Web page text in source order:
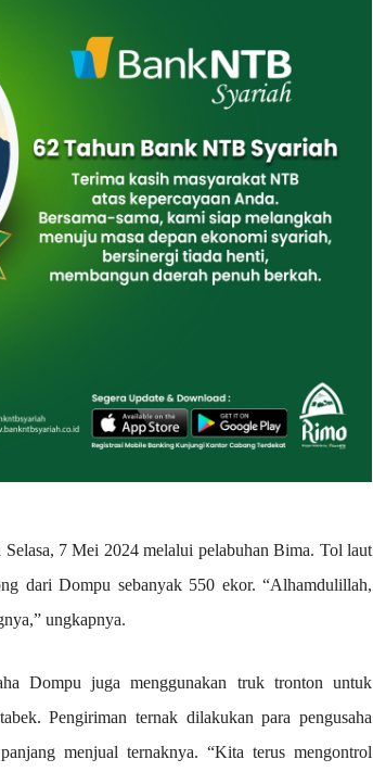
7 Mei 2024 melalui pelabuhan Bima. Tol laut
dari Dompu sebanyak 550 ekor. “Alhamdulillah,
ungkapnya.
Dompu juga menggunakan truk tronton untuk
Pengiriman ternak dilakukan para pengusaha
menjual ternaknya. “Kita terus mengontrol